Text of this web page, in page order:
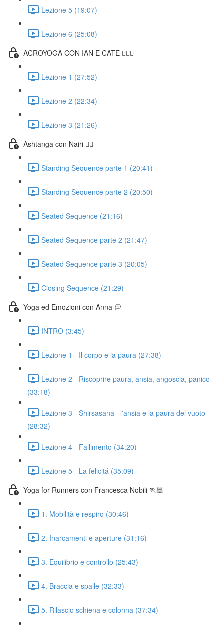
Lezione 5 (19:07)
Lezione 6 (25:08)
ACROYOGA CON IAN E CATE 🤸🏻‍♀️
Lezione 1 (27:52)
Lezione 2 (22:34)
Lezione 3 (21:26)
Ashtanga con Nairi 🧘‍♀️
Standing Sequence parte 1 (20:41)
Standing Sequence parte 2 (20:50)
Seated Sequence (21:16)
Seated Sequence parte 2 (21:47)
Seated Sequence parte 3 (20:05)
Closing Sequence (21:29)
Yoga ed Emozioni con Anna 💭
INTRO (3:45)
Lezione 1 - Il corpo e la paura (27:38)
Lezione 2 - Riscoprire paura, ansia, angoscia, panico
(33:18)
Lezione 3 - Shirsasana_ l'ansia e la paura del vuoto
(28:32)
Lezione 4 - Fallimento (34:20)
Lezione 5 - La felicitá (35:09)
Yoga for Runners con Francesca Nobili 🏃🏻
1. Mobilità e respiro (30:46)
2. Inarcamenti e aperture (31:16)
3. Equilibrio e controllo (25:43)
4. Braccia e spalle (32:33)
5. Rilascio schiena e colonna (37:34)